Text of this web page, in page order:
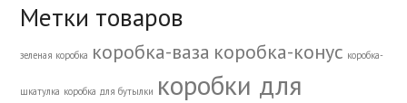
Метки товаров
зеленая коробка коробка-ваза коробка-конус коробка-
шкатулка коробка для бутылки коробки для